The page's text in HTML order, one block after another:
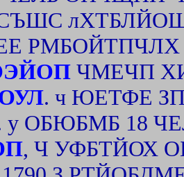
ЧМЕЧП
. ч ЮЕТФЕ
ОБЮБМБ 18
, Ч УФБТЙОХ